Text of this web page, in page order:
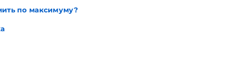
по максимуму?